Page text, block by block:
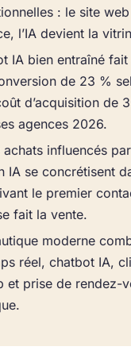
: le site
l’IA devient la
IA bien entraîné
de 23 %
d’acquisition de
agences 2026.
influencés
IA se concrétisent
le premier
fait la vente.
moderne
réel, chatbot IA,
et prise de rendez-